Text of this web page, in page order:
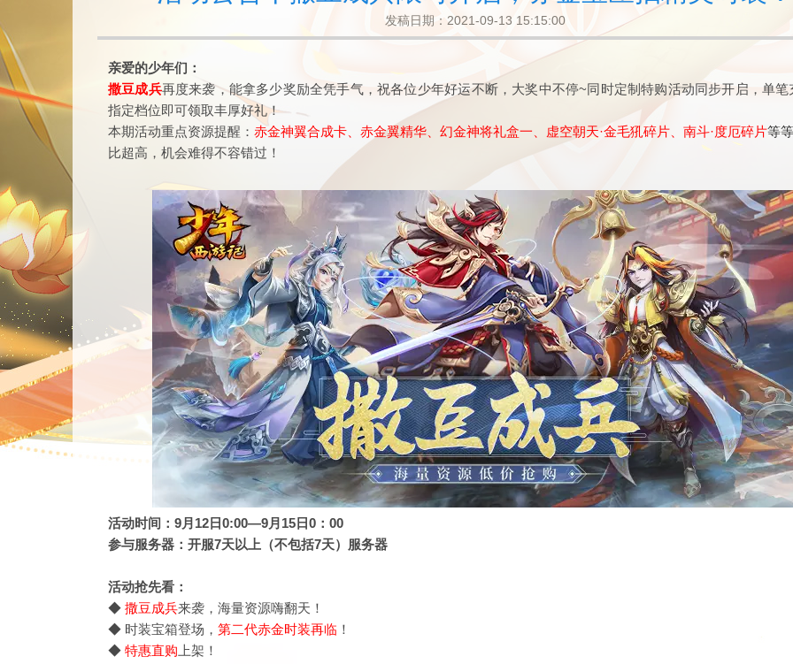
发稿日期：2021-09-13 15:15:00
亲爱的少年们：
撒豆成兵再度来袭，能拿多少奖励全凭手气，祝各位少年好运不断，大奖中不停~同时定制特购活动同步开启，单笔
指定档位即可领取丰厚好礼！
本期活动重点资源提醒： 赤金神翼合成卡、赤金翼精华、幻金神将礼盒一、虚空朝天·金毛犼碎片、南斗·度厄碎片等等
比超高，机会难得不容错过！
活动时间：9月12日0:00—9月15日0：00
参与服务器：开服7天以上（不包括7天）服务器
活动抢先看：
◆ 撒豆成兵来袭，海量资源嗨翻天！
◆ 时装宝箱登场， 第二代赤金时装再临 ！
◆ 特惠直购 上架！